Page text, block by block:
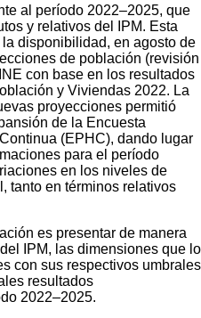
al período 2022–2025, que
y relativos del IPM. Esta
disponibilidad, en agosto de
de población (revisión
con base en los resultados
y Viviendas 2022. La
proyecciones permitió
de la Encuesta
(EPHC), dando lugar
para el período
en los niveles de
tanto en términos relativos
es presentar de manera
IPM, las dimensiones que lo
con sus respectivos umbrales
resultados
2022–2025.